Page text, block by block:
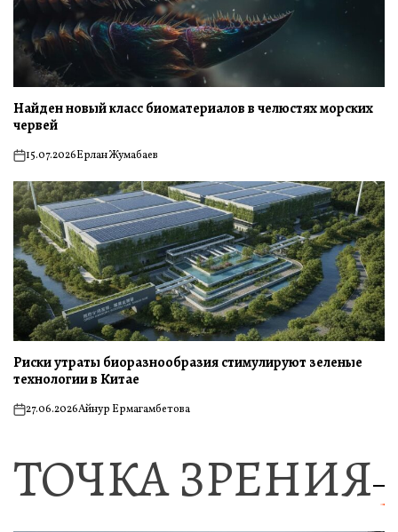
Найден новый класс биоматериалов в челюстях морских
червей
on15.07.2026Ерлан Жумабаев
Риски утраты биоразнообразия стимулируют зеленые
технологии в Китае
on27.06.2026Айнур Ермагамбетова
ТОЧКА ЗРЕНИЯ